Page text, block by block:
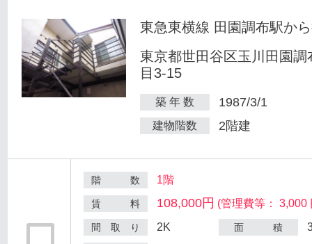
東急東横線 田園調布駅か
東京都世田谷区玉川田園調
目3-15
築 年 数 1987/3/1
建物階数 2階建
階 数 1階
賃 料 108,000円 (管理費等： 3,000
間 取 り 2K 面 積